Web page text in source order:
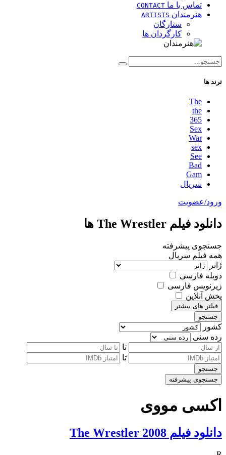
تماس با ما CONTACT
هنرمندان ARTISTS
ستارگان
کارگردان ها
ترند ها
The
the
365
Sex
War
sex
See
Bad
Gam
سریال
ورود/عضویت
دانلود فیلم The Wrestler ها
جستجوی پیشرفته
همه فیلم سریال
ژانر
دوبله فارسی
زیرنویس فارسی
پخش آنلاین
فیلتر های بیشتر
جستجو
کشور
رده سنی
تا
تا
جستجو
جستجوی پیشرفته
اکسی مووی
دانلود فیلم The Wrestler 2008